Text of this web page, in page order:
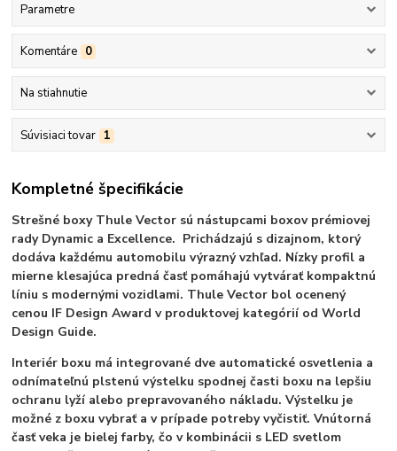
Parametre
Komentáre 0
Na stiahnutie
Súvisiaci tovar 1
Kompletné špecifikácie
Strešné boxy Thule Vector sú nástupcami boxov prémiovej
rady Dynamic a Excellence. Prichádzajú s dizajnom, ktorý
dodáva každému automobilu výrazný vzhľad. Nízky profil a
mierne klesajúca predná časť pomáhajú vytvárať kompaktnú
líniu s modernými vozidlami. Thule Vector bol ocenený
cenou IF Design Award v produktovej kategórií od World
Design Guide.
Interiér boxu má integrované dve automatické osvetlenia a
odnímateľnú plstenú výstelku spodnej časti boxu na lepšiu
ochranu lyží alebo prepravovaného nákladu. Výstelku je
možné z boxu vybrať a v prípade potreby vyčistiť. Vnútorná
časť veka je bielej farby, čo v kombinácii s LED svetlom